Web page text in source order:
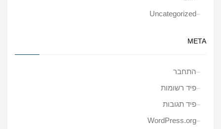
Uncategorized
META
התחבר
פיד רשומות
פיד תגובות
WordPress.org